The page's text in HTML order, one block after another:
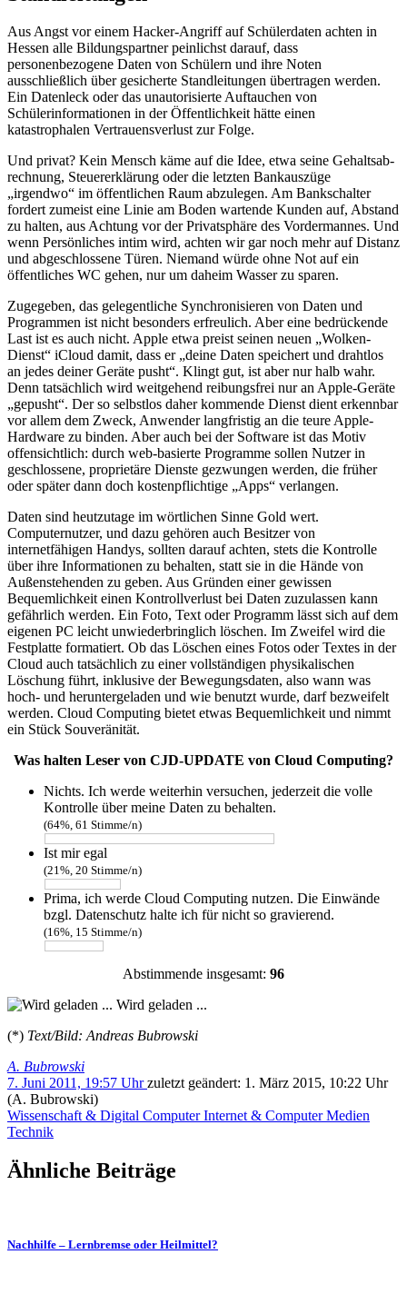
Aus Angst vor einem Hacker-Angriff auf Schülerdaten achten in
Hessen alle Bildungspartner peinlichst darauf, dass
personenbezogene Daten von Schülern und ihre Noten
ausschließlich über gesicherte Standleitungen übertragen werden.
Ein Datenleck oder das unautorisierte Auftauchen von
Schülerinformationen in der Öffentlichkeit hätte einen
katastrophalen Vertrauensverlust zur Folge.
Und privat? Kein Mensch käme auf die Idee, etwa seine Gehaltsab­
rechnung, Steuererklärung oder die letzten Bankauszüge
„irgendwo“ im öffentlichen Raum abzulegen. Am Bankschalter
fordert zumeist eine Linie am Boden wartende Kunden auf, Abstand
zu halten, aus Achtung vor der Privatsphäre des Vordermannes. Und
wenn Persönliches intim wird, achten wir gar noch mehr auf Distanz
und abgeschlossene Türen. Niemand würde ohne Not auf ein
öffentliches WC gehen, nur um daheim Wasser zu sparen.
Zugegeben, das gelegentliche Synchronisieren von Daten und
Programmen ist nicht besonders erfreulich. Aber eine bedrückende
Last ist es auch nicht. Apple etwa preist seinen neuen „Wolken-
Dienst“ iCloud damit, dass er „deine Daten speichert und drahtlos
an jedes deiner Geräte pusht“. Klingt gut, ist aber nur halb wahr.
Denn tatsächlich wird weitgehend reibungsfrei nur an Apple-Geräte
„gepusht“. Der so selbstlos daher kommende Dienst dient erkennbar
vor allem dem Zweck, Anwender langfristig an die teure Apple-
Hardware zu binden. Aber auch bei der Software ist das Motiv
offensichtlich: durch web-basierte Programme sollen Nutzer in
geschlossene, proprietäre Dienste gezwungen werden, die früher
oder später dann doch kostenpflichtige „Apps“ verlangen.
Daten sind heutzutage im wörtlichen Sinne Gold wert.
Computernutzer, und dazu gehören auch Besitzer von
internetfähigen Handys, sollten darauf achten, stets die Kontrolle
über ihre Informationen zu behalten, statt sie in die Hände von
Außenstehenden zu geben. Aus Gründen einer gewissen
Bequemlichkeit einen Kontrollverlust bei Daten zuzulassen kann
gefährlich werden. Ein Foto, Text oder Programm lässt sich auf dem
eigenen PC leicht unwiederbringlich löschen. Im Zweifel wird die
Festplatte formatiert. Ob das Löschen eines Fotos oder Textes in der
Cloud auch tatsächlich zu einer vollständigen physikalischen
Löschung führt, inklusive der Bewegungsdaten, also wann was
hoch- und herun­tergeladen und wie benutzt wurde, darf bezweifelt
werden. Cloud Computing bietet etwas Bequemlichkeit und nimmt
ein Stück Souveränität.
Was halten Leser von CJD-UPDATE von Cloud Computing?
Nichts. Ich werde weiterhin versuchen, jederzeit die volle
Kontrolle über meine Daten zu behalten.
(64%, 61 Stimme/n)
Ist mir egal
(21%, 20 Stimme/n)
Prima, ich werde Cloud Computing nutzen. Die Einwände
bzgl. Datenschutz halte ich für nicht so gravierend.
(16%, 15 Stimme/n)
Abstimmende insgesamt: 96
Wird geladen ...
(*) Text/Bild: Andreas Bubrowski
A. Bubrowski
7. Juni 2011, 19:57 Uhrzuletzt geändert: 1. März 2015, 10:22 Uhr
(A. Bubrowski)
Wissenschaft & Digital ComputerInternet & ComputerMedien
Technik
Ähnliche Beiträge
Nachhilfe – Lernbremse oder Heilmittel?